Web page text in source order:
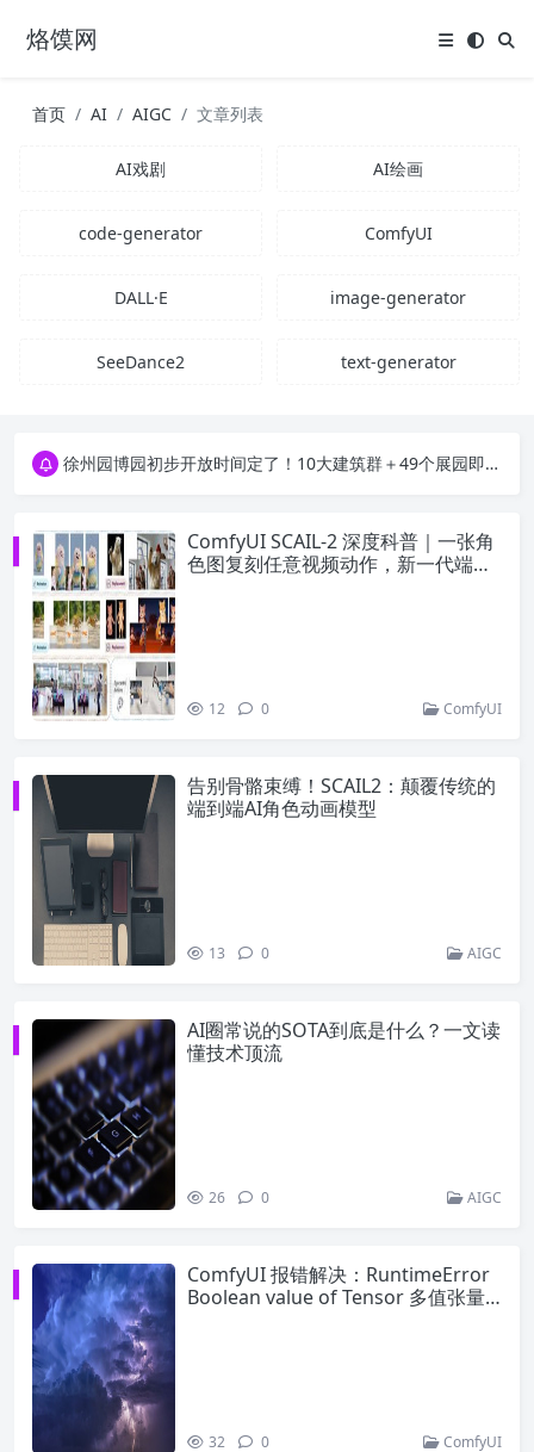
烙馍网
首页 AI AIGC 文章列表
AI戏剧 AI绘画
code-generator ComfyUI
DALL·E image-generator
SeeDance2
text-generator
徐州园博园初步开放时间定了！10大建筑群＋49个展园即将亮相！
ComfyUI SCAIL-2 深度科普｜一张角
色图复刻任意视频动作，新一代端到
12 0 ComfyUI
告别骨骼束缚！SCAIL2：颠覆传统的
端到端AI角色动画模型
13 0 AIGC
AI圈常说的SOTA到底是什么？一文读
懂技术顶流
26 0 AIGC
ComfyUI 报错解决：RuntimeError
Boolean value of Tensor 多值张量
32 0 ComfyUI